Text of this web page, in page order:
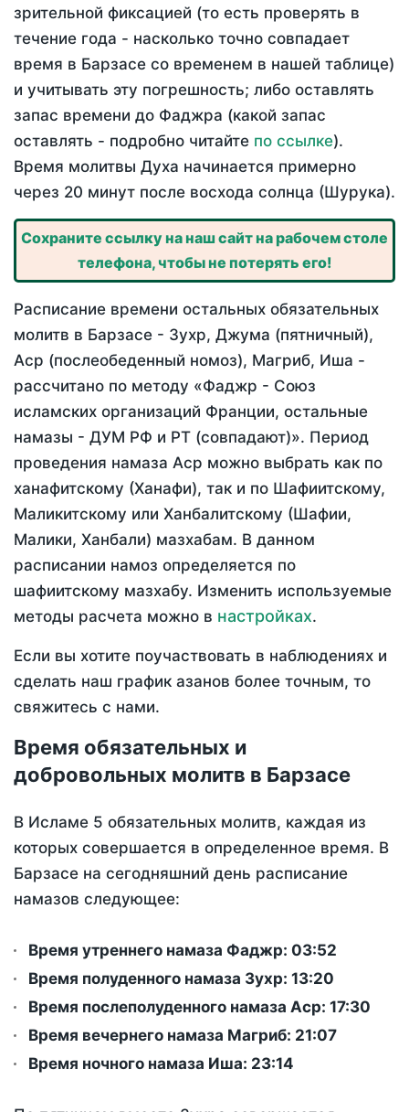
зрительной фиксацией (то есть проверять в
течение года - насколько точно совпадает
время в Барзасе со временем в нашей таблице)
и учитывать эту погрешность; либо оставлять
запас времени до Фаджра (какой запас
оставлять - подробно читайте по ссылке).
Время молитвы Духа начинается примерно
через 20 минут после восхода солнца (Шурука).
Сохраните ссылку на наш сайт на рабочем столе
телефона, чтобы не потерять его!
Расписание времени остальных обязательных
молитв в Барзасе - Зухр, Джума (пятничный),
Аср (послеобеденный номоз), Магриб, Иша -
рассчитано по методу «Фаджр - Союз
исламских организаций Франции, остальные
намазы - ДУМ РФ и РТ (совпадают)». Период
проведения намаза Аср можно выбрать как по
ханафитскому (Ханафи), так и по Шафиитскому,
Маликитскому или Ханбалитскому (Шафии,
Малики, Ханбали) мазхабам. В данном
расписании намоз определяется по
шафиитскому мазхабу. Изменить используемые
методы расчета можно в настройках.
Если вы хотите поучаствовать в наблюдениях и
сделать наш график азанов более точным, то
свяжитесь с нами.
Время обязательных и
добровольных молитв в Барзасе
В Исламе 5 обязательных молитв, каждая из
которых совершается в определенное время. В
Барзасе на сегодняшний день расписание
намазов следующее:
Время утреннего намаза Фаджр: 03:52
Время полуденного намаза Зухр: 13:20
Время послеполуденного намаза Аср: 17:30
Время вечернего намаза Магриб: 21:07
Время ночного намаза Иша: 23:14